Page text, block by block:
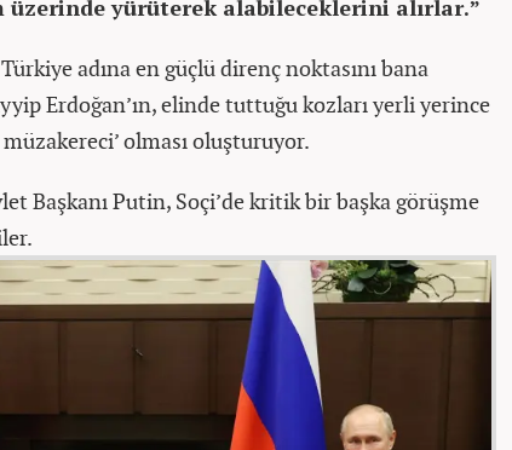
üzerinde yürüterek alabileceklerini alırlar.”
Türkiye adına en güçlü direnç noktasını bana
Erdoğan’ın, elinde tuttuğu kozları yerli yerince
olması oluşturuyor.
Başkanı Putin, Soçi’de kritik bir başka görüşme